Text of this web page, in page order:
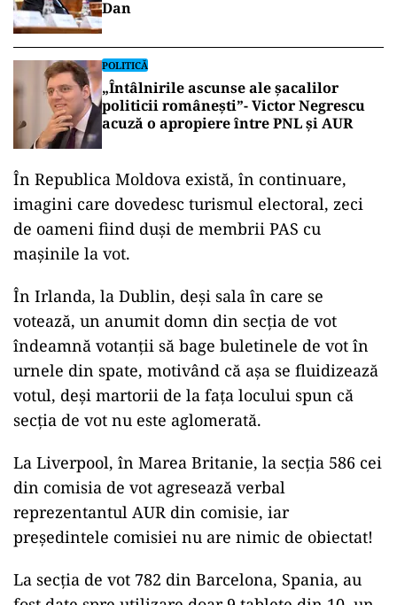
Dan
POLITICĂ
„Întâlnirile ascunse ale șacalilor
politicii românești”- Victor Negrescu
acuză o apropiere între PNL și AUR
În Republica Moldova există, în continuare,
imagini care dovedesc turismul electoral, zeci
de oameni fiind duși de membrii PAS cu
mașinile la vot.
În Irlanda, la Dublin, deși sala în care se
votează, un anumit domn din secția de vot
îndeamnă votanții să bage buletinele de vot în
urnele din spate, motivând că așa se fluidizează
votul, deși martorii de la fața locului spun că
secția de vot nu este aglomerată.
La Liverpool, în Marea Britanie, la secția 586 cei
din comisia de vot agresează verbal
reprezentantul AUR din comisie, iar
președintele comisiei nu are nimic de obiectat!
La secția de vot 782 din Barcelona, Spania, au